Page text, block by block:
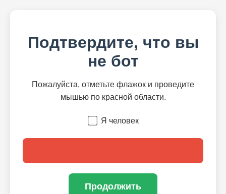
Подтвердите, что вы
не бот
Пожалуйста, отметьте флажок и проведите
мышью по красной области.
Я человек
Продолжить